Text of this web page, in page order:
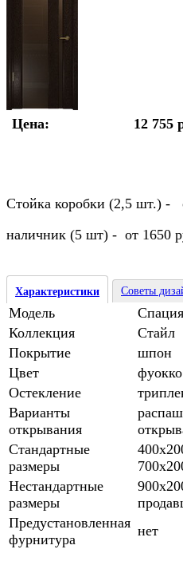
Цена: 12 755
Стойка коробки (2,5 шт.) -
наличник (5 шт) - от 1650
Характеристики Советы
Модель
Коллекция
Стайл
Покрытие
шпон
Цвет
фуокко
Остекление
Варианты
открывания
Стандартные
размеры
Нестандартные
размеры
Предустановленная
фурнитура
нет